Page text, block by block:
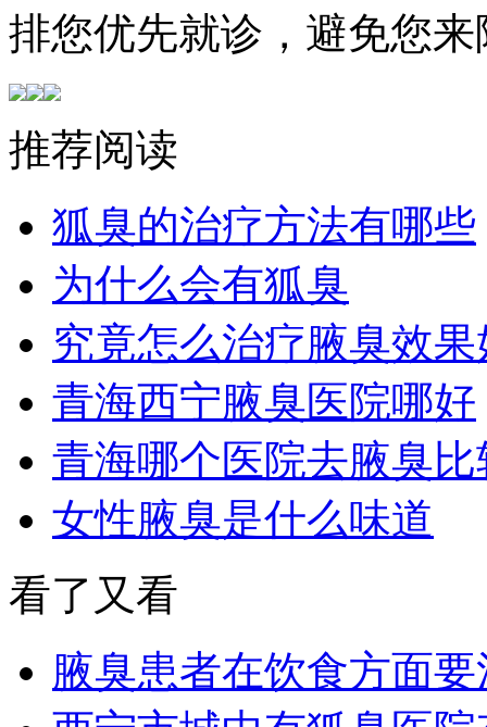
排您优先就诊，避免您
推荐阅读
狐臭的治疗方法有哪些
为什么会有狐臭
究竟怎么治疗腋臭效果
青海西宁腋臭医院哪好
青海哪个医院去腋臭比
女性腋臭是什么味道
看了又看
腋臭患者在饮食方面